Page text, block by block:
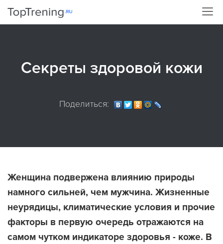
Секреты здоровой кожи
Поделиться:
Женщина подвержена влиянию природы
намного сильней, чем мужчина. Жизненные
неурядицы, климатические условия и прочие
факторы в первую очередь отражаются на
самом чутком индикаторе здоровья - коже. В